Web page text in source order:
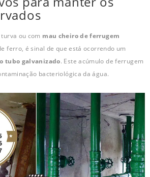
ou com mau cheiro de ferrugem
ferro, é sinal de que está ocorrendo um
tubo galvanizado. Este acúmulo de ferrugem
bacteriológica da água.